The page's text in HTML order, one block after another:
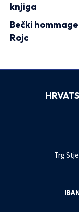
knjiga
Bečki
Rojc
Trg